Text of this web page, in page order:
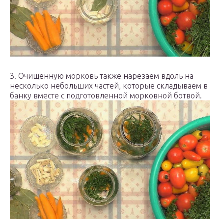
3. Очищенную морковь также нарезаем вдоль на
несколько небольших частей, которые складываем в
банку вместе с подготовленной морковной ботвой.